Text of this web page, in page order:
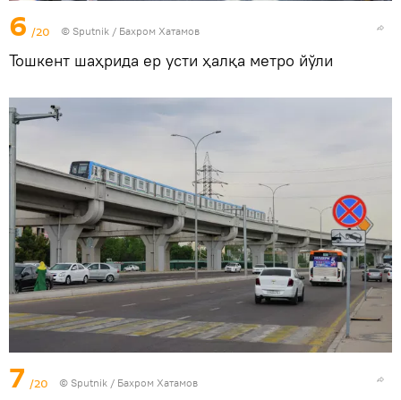
6 /20 © Sputnik / Бахром Хатамов
Тошкент шаҳрида ер усти ҳалқа метро йўли
7 /20 © Sputnik / Бахром Хатамов